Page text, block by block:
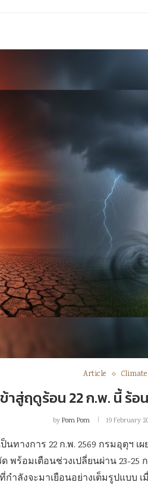
Article Climate
าสู่ฤดูร้อน 22 ก.พ. นี้ ร้
byPom Pom 19 February
นทางการ 22 ก.พ. 2569 กรมอุตุฯ
พร้อมเตือนช่วงเปลี่ยนผ่าน 23-
กำลังจะมาเยือนอย่างเต็มรูปแบบ